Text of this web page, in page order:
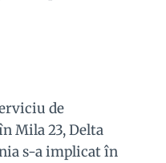
de
Mila 23, Delta
s-a implicat în